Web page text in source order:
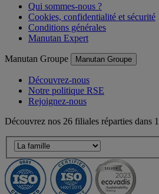
Qui sommes-nous ?
Cookies, confidentialité et sécurité
Conditions générales
Manutan Expert
Manutan Groupe Manutan Groupe
Découvrez-nous
Notre politique RSE
Rejoignez-nous
Découvrez nos 26 filiales réparties dans